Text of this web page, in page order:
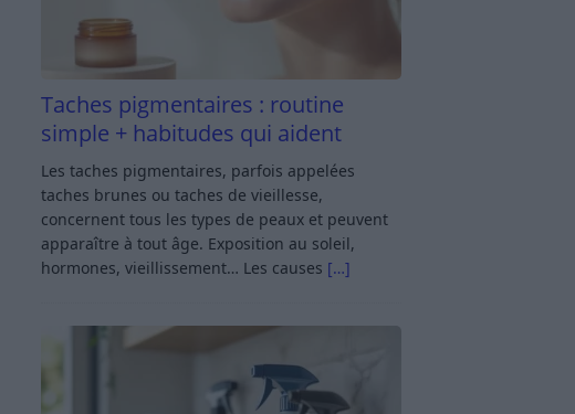
Taches pigmentaires : routine
simple + habitudes qui aident
Les taches pigmentaires, parfois appelées
taches brunes ou taches de vieillesse,
concernent tous les types de peaux et peuvent
apparaître à tout âge. Exposition au soleil,
hormones, vieillissement… Les causes […]